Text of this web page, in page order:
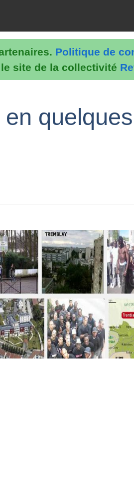
Politique de
site de la collectivité
quelques